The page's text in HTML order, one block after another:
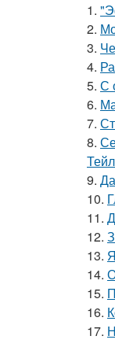
1.
2.
3.
4.
5. С
6.
7.
8.
9.
10.
11.
12.
13.
14.
15.
16.
17.